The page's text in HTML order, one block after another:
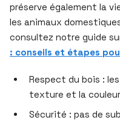
préserve également la
les animaux
consultez notre guide
: conseils et étapes
Respect du bois :
texture et la couleur
Sécurité : pas de